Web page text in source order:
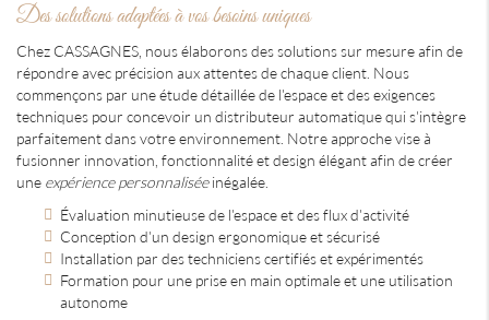
Des solutions adaptées à vos besoins uniques
Chez CASSAGNES, nous élaborons des solutions sur mesure afin de
répondre avec précision aux attentes de chaque client. Nous
commençons par une étude détaillée de l'espace et des exigences
techniques pour concevoir un distributeur automatique qui s'intègre
parfaitement dans votre environnement. Notre approche vise à
fusionner innovation, fonctionnalité et design élégant afin de créer
une expérience personnaliséeinégalée.
Évaluation minutieuse de l'espace et des flux d'activité
Conception d'un design ergonomique et sécurisé
Installation par des techniciens certifiés et expérimentés
Formation pour une prise en main optimale et une utilisation
autonome